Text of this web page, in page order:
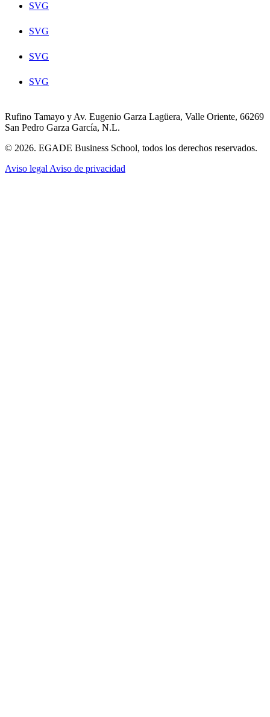
SVG
SVG
SVG
SVG
Rufino Tamayo y Av. Eugenio Garza Lagüera, Valle Oriente, 66269
San Pedro Garza García, N.L.
© 2026. EGADE Business School, todos los derechos reservados.
Aviso legal Aviso de privacidad